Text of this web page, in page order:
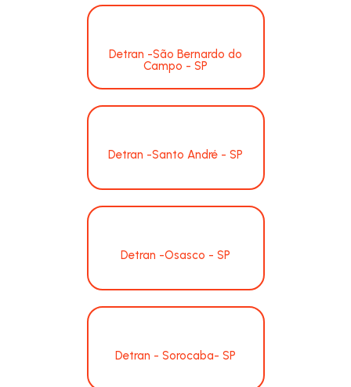
Detran -São Bernardo do
Campo - SP
Detran -Santo André - SP
Detran -Osasco - SP
Detran - Sorocaba- SP